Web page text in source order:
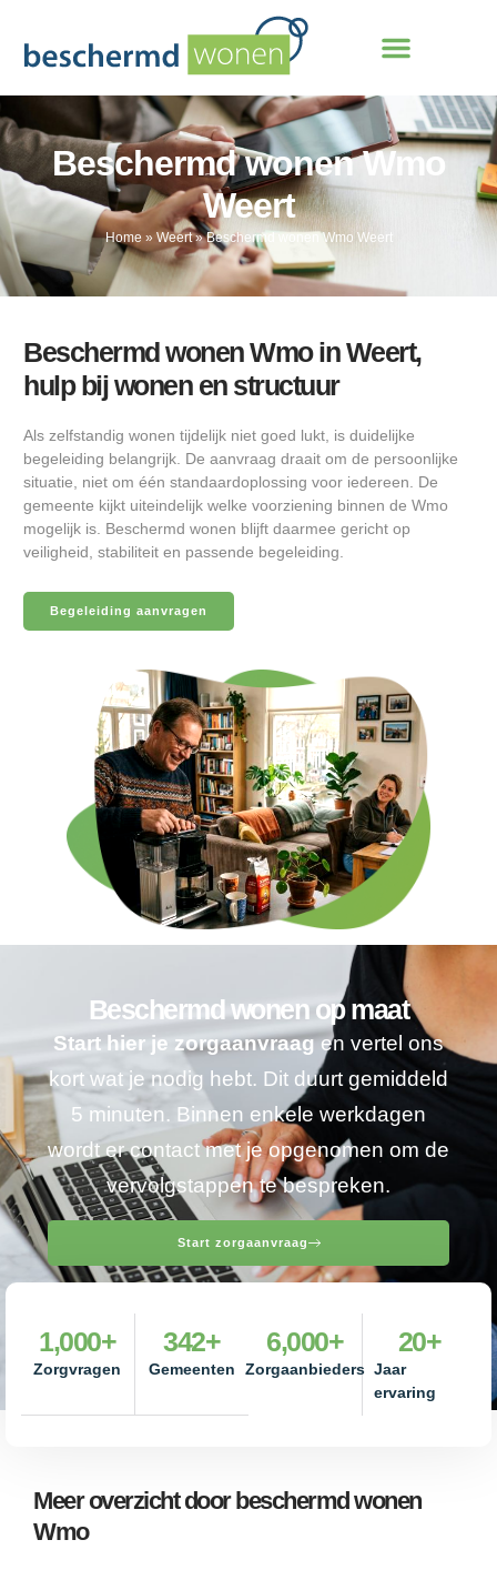
Beschermd wonen Wmo
Weert
Home » Weert»Beschermd wonen Wmo Weert
Beschermd wonen Wmo in Weert,
hulp bij wonen en structuur
Als zelfstandig wonen tijdelijk niet goed lukt, is duidelijke
begeleiding belangrijk. De aanvraag draait om de persoonlijke
situatie, niet om één standaardoplossing voor iedereen. De
gemeente kijkt uiteindelijk welke voorziening binnen de Wmo
mogelijk is. Beschermd wonen blijft daarmee gericht op
veiligheid, stabiliteit en passende begeleiding.
Begeleiding aanvragen
Beschermd wonen op maat
Start hier je zorgaanvraagen vertel ons
kort wat je nodig hebt. Dit duurt gemiddeld
5 minuten. Binnen enkele werkdagen
wordt er contact met je opgenomen om de
vervolgstappen te bespreken.
Start zorgaanvraag
Zorgvragen
1,000+
Gemeenten
342+
Zorgaanbieders
6,000+
Jaar
ervaring
20+
Meer overzicht door beschermd wonen
Wmo